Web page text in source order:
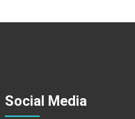
Social Media